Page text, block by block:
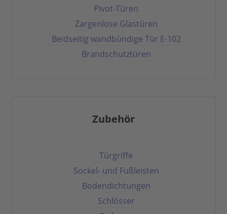
Pivot-Türen
Zargenlose Glastüren
Beidseitig wandbündige Tür E-102
Brandschutztüren
Zubehör
Türgriffe
Sockel- und Fußleisten
Bodendichtungen
Schlösser